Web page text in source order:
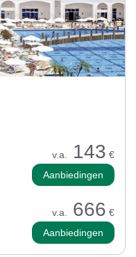
v.a. 143 €
Aanbiedingen
v.a. 666 €
Aanbiedingen